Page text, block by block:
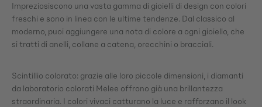
Impreziosiscono una vasta gamma di gioielli di design con colori
freschi e sono in linea con le ultime tendenze. Dal classico al
moderno, puoi aggiungere una nota di colore a ogni gioiello, che
si tratti di anelli, collane a catena, orecchini o bracciali.
Scintillio colorato: grazie alle loro piccole dimensioni, i diamanti
da laboratorio colorati Melee offrono già una brillantezza
straordinaria. I colori vivaci catturano la luce e rafforzano il look